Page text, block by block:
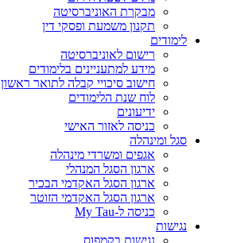
מבקרת האוניברסיטה
תקנון משמעת ופסקי דין
לימודים
רישום לאוניברסיטה
מידע למתעניינים בלימודים
חישוב סיכויי קבלה לתואר ראשון
לוח שנת הלימודים
ידיעונים
כניסה לאזור האישי
סגל ומינהלה
אגפים ומשרדי מינהלה
ארגון הסגל המנהלי
ארגון הסגל האקדמי הבכיר
ארגון הסגל האקדמי הזוטר
כניסה ל-My Tau
נגישות
נגישות בקמפוס